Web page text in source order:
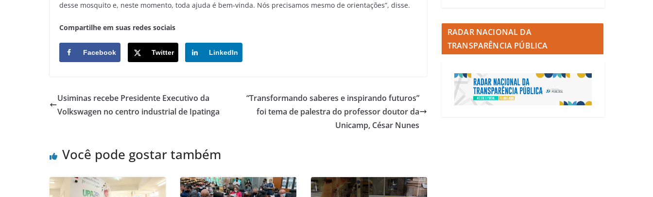
desse mosquito e, neste momento, toda ajuda é bem-vinda. Nós precisamos mesmo de orientações”, disse.
Compartilhe em suas redes sociais
Facebook Twitter LinkedIn
Usiminas recebe Presidente Executivo da
Volkswagen no centro industrial de Ipatinga
“Transformando saberes e inspirando futuros”
foi tema de palestra do professor doutor da
Unicamp, César Nunes
Você pode gostar também
RADAR NACIONAL DA
TRANSPARÊNCIA PÚBLICA